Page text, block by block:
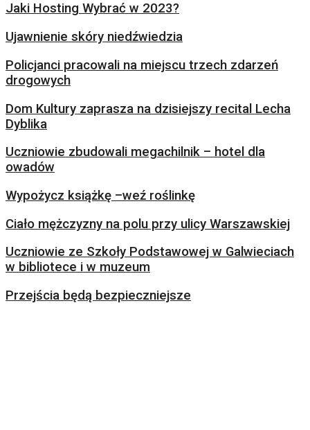
Jaki Hosting Wybrać w 2023?
Ujawnienie skóry niedźwiedzia
Policjanci pracowali na miejscu trzech zdarzeń
drogowych
Dom Kultury zaprasza na dzisiejszy recital Lecha
Dyblika
Uczniowie zbudowali megachilnik – hotel dla
owadów
Wypożycz książkę –weź roślinkę
Ciało mężczyzny na polu przy ulicy Warszawskiej
Uczniowie ze Szkoły Podstawowej w Galwieciach
w bibliotece i w muzeum
Przejścia będą bezpieczniejsze